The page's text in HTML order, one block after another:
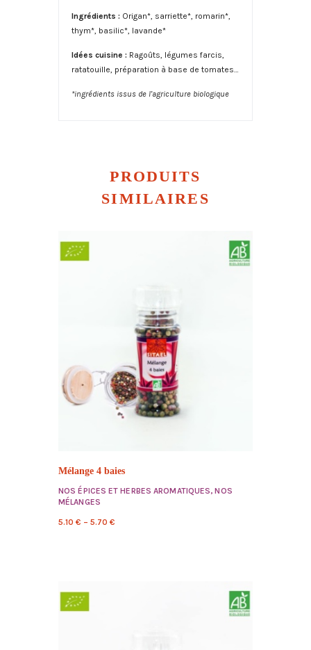
Ingrédients : Origan*, sarriette*, romarin*,
thym*, basilic*, lavande*
Idées cuisine : Ragoûts, légumes farcis,
ratatouille, préparation à base de tomates…
*ingrédients issus de l’agriculture biologique
PRODUITS
SIMILAIRES
Mélange 4 baies
NOS ÉPICES ET HERBES AROMATIQUES,NOS
MÉLANGES
5.10 € – 5.70 €